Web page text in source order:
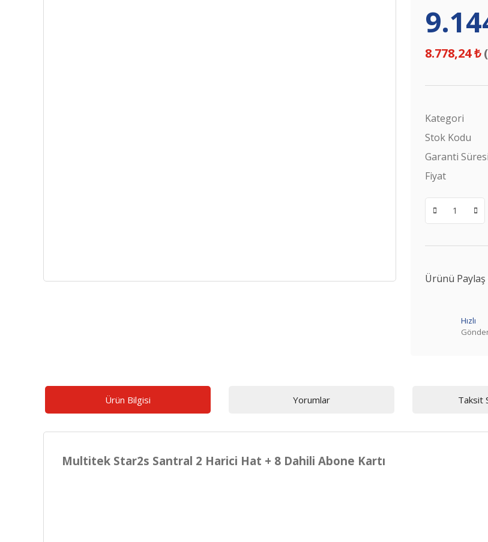
8.778,24 ₺
Kategori
Stok Kodu
Garanti Süresi
Fiyat
Ürünü Paylaş
Hızlı
Ürün Bilgisi Yorumlar Taksit
Multitek Star2s Santral 2 Harici Hat + 8 Dahili Abone Kartı